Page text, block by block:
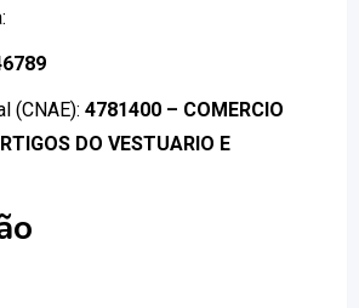
(CNAE): 4781400 – COMERCIO
DO VESTUARIO E